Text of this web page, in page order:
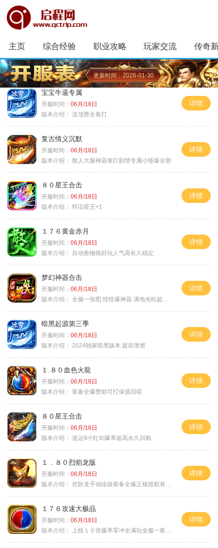
主页 综合经验 职业攻略 玩家交流 传奇
更新时间：2026-01-30
宝宝牛逼专属
开服时间： 06月/18日
版本介绍： 送顶赞全靠打
详情
复古情义沉默
开服时间： 06月/18日
版本介绍： 散人大服神器靠打剧情专属小怪爆全部
详情
８０星王合击
开服时间： 06月/18日
版本介绍： 怀旧星王+1
详情
１７６黄金赤月
开服时间： 06月/18日
版本介绍：
自动捡物很好玩人气高长久稳定
详情
梦幻神器合击
开服时间： 06月/18日
版本介绍： 全服一张图.怪怪爆神器.满地光柱超激情
详情
暗黑起源第三季
开服时间： 06月/18日
版本介绍： 2024独家暗黑版本.提前泄密
详情
１.８０血色火龍
开服时间： 06月/18日
版本介绍： 装备全爆赞助可打保值回収
详情
８０星王合击
开服时间： 06月/18日
版本介绍： 送运9小红剑爆率超高永久回购
详情
１．８０烈焰龙版
开服时间： 06月/18日
版本介绍： 挖卧龙手动练级装备全爆正规授权有保障
详情
１７６攻速大极品
开服时间： 06月/18日
版本介绍：
上线１０倍爆率零冲全满玩全服一夜终极
详情